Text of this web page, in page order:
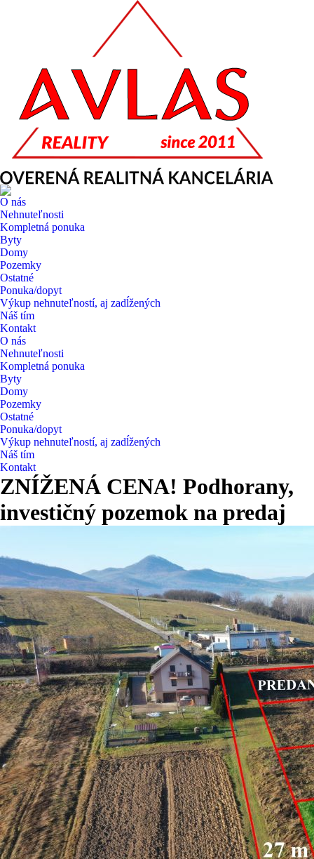
O nás
Nehnuteľnosti
Kompletná ponuka
Byty
Domy
Pozemky
Ostatné
Ponuka/dopyt
Výkup nehnuteľností, aj zadĺžených
Náš tím
Kontakt
O nás
Nehnuteľnosti
Kompletná ponuka
Byty
Domy
Pozemky
Ostatné
Ponuka/dopyt
Výkup nehnuteľností, aj zadĺžených
Náš tím
Kontakt
ZNÍŽENÁ CENA! Podhorany,
investičný pozemok na predaj